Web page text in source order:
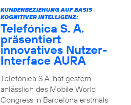
KUNDENBEZIEHUNG AUF BASIS
KOGNITIVER INTELLIGENZ:
Telefónica S. A.
präsentiert
innovatives Nutzer-
Interface AURA
Telefónica S.A. hat gestern
anlässlich des Mobile World
Congress in Barcelona erstmals